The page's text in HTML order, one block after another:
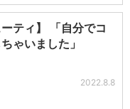
ーティ】 「自分でコ
ゃいました」
2022.8.8